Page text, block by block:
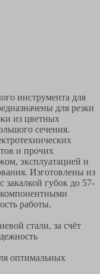
инструмента для
для резки
из цветных
сечения.
и прочих
эксплуатацией и
Изготовлены из
закалкой губок до 57-
работы.
стали, за счёт
оптимальных